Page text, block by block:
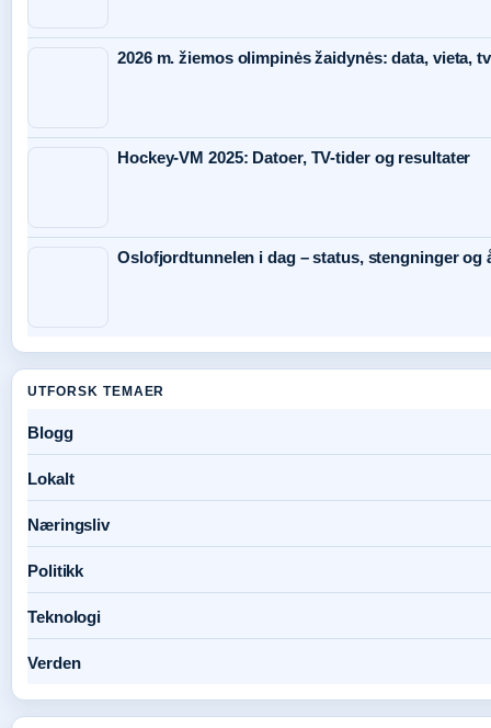
2026 m. žiemos olimpinės žaidynės: data, vieta,
Hockey-VM 2025: Datoer, TV-tider og resultater
Oslofjordtunnelen i dag – status, stengninger og
UTFORSK TEMAER
Blogg
Lokalt
Næringsliv
Politikk
Teknologi
Verden